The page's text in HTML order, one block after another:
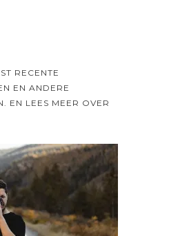
RECENTE
EN ANDERE
EN LEES MEER OVER